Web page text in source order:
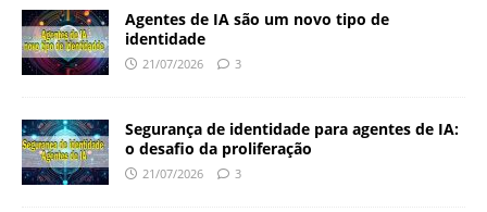
Agentes de IA são um novo tipo de
identidade
21/07/2026 3
Segurança de identidade para agentes de IA:
o desafio da proliferação
21/07/2026 3